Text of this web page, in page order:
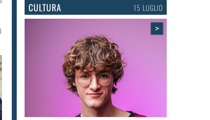
CULTURA 15 LUGLIO
>